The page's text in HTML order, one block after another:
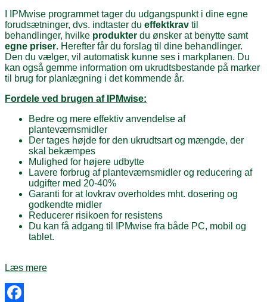
I IPMwise programmet tager du udgangspunkt i dine egne
forudsætninger, dvs. indtaster du effektkrav til
behandlinger, hvilke produkter du ønsker at benytte samt
egne priser. Herefter får du forslag til dine behandlinger.
Den du vælger, vil automatisk kunne ses i markplanen. Du
kan også gemme information om ukrudtsbestande på marker
til brug for planlægning i det kommende år.
Fordele ved brugen af IPMwise:
Bedre og mere effektiv anvendelse af
planteværnsmidler
Der tages højde for den ukrudtsart og mængde, der
skal bekæmpes
Mulighed for højere udbytte
Lavere forbrug af planteværnsmidler og reducering af
udgifter med 20-40%
Garanti for at lovkrav overholdes mht. dosering og
godkendte midler
Reducerer risikoen for resistens
Du kan få adgang til IPMwise fra både PC, mobil og
tablet.
Læs mere